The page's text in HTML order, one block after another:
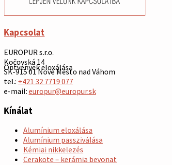
Öntvények eloxálása
Kapcsolat
EUROPUR s.r.o.
Kočovská 14
SK-915 01 Nové Mesto nad Váhom
tel.: +421 32 7719 077
e-mail: europur@europur.sk
Kínálat
Alumínium eloxálása
Alumínium passziválása
Kémiai nikkelezés
Cerakote – kerámia bevonat